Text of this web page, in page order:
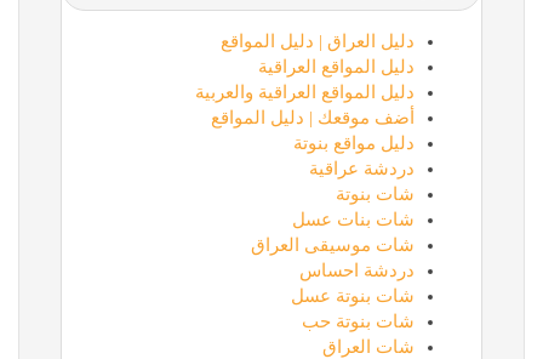
دليل العراق | دليل المواقع
دليل المواقع العراقية
دليل المواقع العراقية والعربية
أضف موقعك | دليل المواقع
دليل مواقع بنوتة
دردشة عراقية
شات بنوتة
شات بنات عسل
شات موسيقى العراق
دردشة احساس
شات بنوتة عسل
شات بنوتة حب
شات العراق